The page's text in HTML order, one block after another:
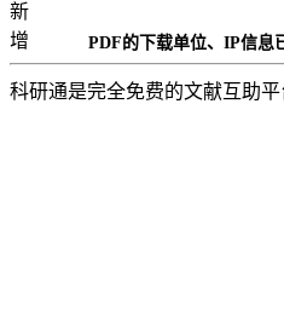
新
增
PDF的下载单位、IP信息
科研通是完全免费的文献互助